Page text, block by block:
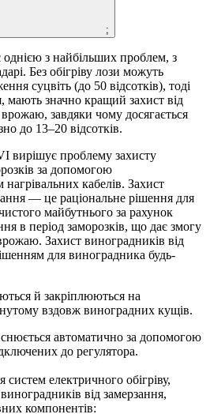
;
однією з найбільших проблем, з
Без обігріву лози можуть
суцвіть (до 50 відсотків), тоді
мають значно кращий захист від
завдяки чому досягається
до 13–20 відсотків.
вирішує проблему захисту
за допомогою
кабелів. Захист
— це раціональне рішення для
майбутнього за рахунок
в період заморозків, що дає змогу
Захист виноградників від
для виноградника будь-
й закріплюються на
вздовж виноградних кущів.
автоматично за допомогою
до регулятора.
електричного обігріву,
від замерзання,
компонентів: